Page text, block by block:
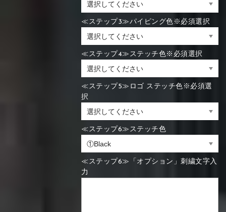
≪ステップ3≫パイピング色※必須選択
≪ステップ4≫ステッチ色※必須選択
≪ステップ5≫ロゴ ステッチ色※必須選
択
≪ステップ6≫ステッチ色
≪ステップ6≫「オプション」刺繍文字入
力